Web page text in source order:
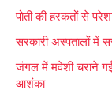
पोती की हरकतों से
सरकारी अस्पतालों में
जंगल में मवेशी चराने गई
आशंका